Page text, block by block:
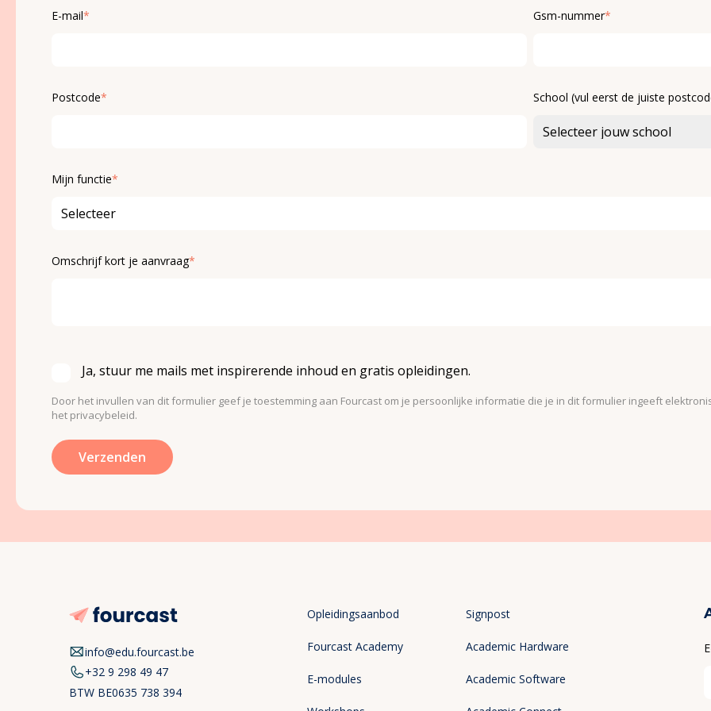
E-mail* Gsm-nummer*
Postcode* School (vul eerst de juiste
Mijn functie*
Omschrijf kort je aanvraag*
Ja, stuur me mails met inspirerende inhoud en gratis opleidingen.
Door het invullen van dit formulier geef je toestemming aan Fourcast om je persoonlijke informatie die je in dit formulier ingeeft
het privacybeleid.
info@edu.fourcast.be
+32 9 298 49 47
BTW BE0635 738 394
Opleidingsaanbod
Fourcast Academy
E-modules
Signpost
Academic Hardware
Academic Software